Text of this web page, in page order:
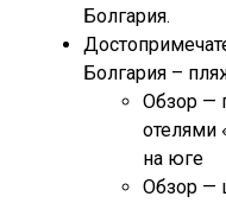
Болгария.
Болгария –
Обзор —
отелями
на юге
Обзор —